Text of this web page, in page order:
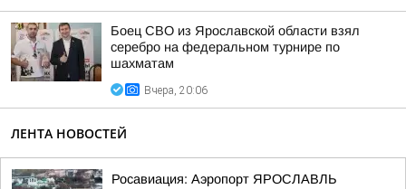
Боец СВО из Ярославской области взял
серебро на федеральном турнире по
шахматам
Вчера, 20:06
ЛЕНТА НОВОСТЕЙ
Росавиация: Аэропорт ЯРОСЛАВЛЬ